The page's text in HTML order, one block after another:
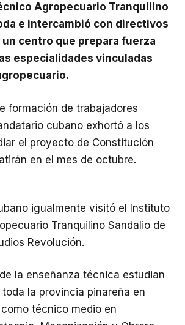
Agropecuario Tranquilino
e intercambió con directivos
centro que prepara fuerza
especialidades vinculadas
formación de trabajadores
cubano exhortó a los
el proyecto de Constitución
en el mes de octubre.
igualmente visitó el Instituto
Tranquilino Sandalio de
Revolución.
la enseñanza técnica estudian
la provincia pinareña en
técnico medio en